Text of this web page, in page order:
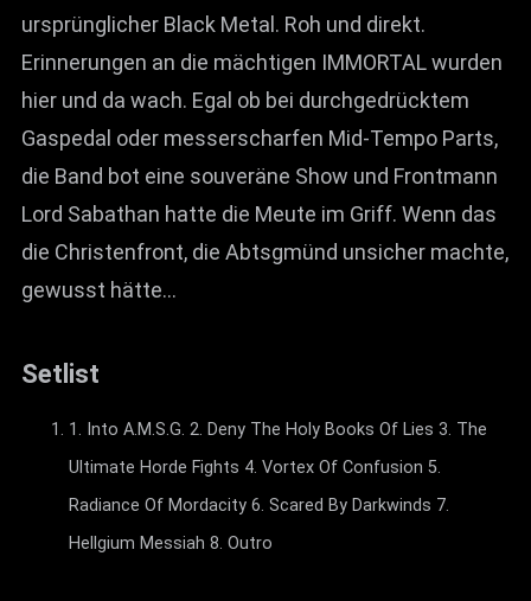
ursprünglicher Black Metal. Roh und direkt.
Erinnerungen an die mächtigen IMMORTAL wurden
hier und da wach. Egal ob bei durchgedrücktem
Gaspedal oder messerscharfen Mid-Tempo Parts,
die Band bot eine souveräne Show und Frontmann
Lord Sabathan hatte die Meute im Griff. Wenn das
die Christenfront, die Abtsgmünd unsicher machte,
gewusst hätte…
Setlist
1. Into A.M.S.G. 2. Deny The Holy Books Of Lies 3. The
Ultimate Horde Fights 4. Vortex Of Confusion 5.
Radiance Of Mordacity 6. Scared By Darkwinds 7.
Hellgium Messiah 8. Outro